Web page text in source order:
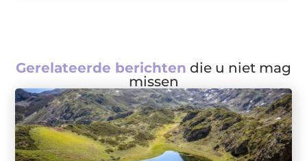
Gerelateerde berichten die u niet mag
missen